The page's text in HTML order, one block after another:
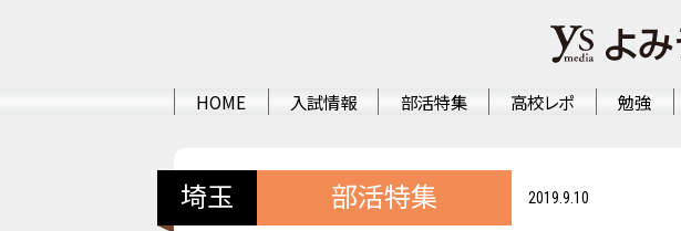
HOME 入試情報 部活特集 高校レポ 勉強
埼玉 部活特集 2019.9.10